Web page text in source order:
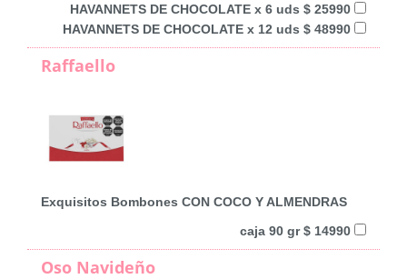
HAVANNETS DE CHOCOLATE x 6 uds $ 25990
HAVANNETS DE CHOCOLATE x 12 uds $ 48990
Raffaello
Exquisitos Bombones CON COCO Y ALMENDRAS
caja 90 gr $ 14990
Oso Navideño